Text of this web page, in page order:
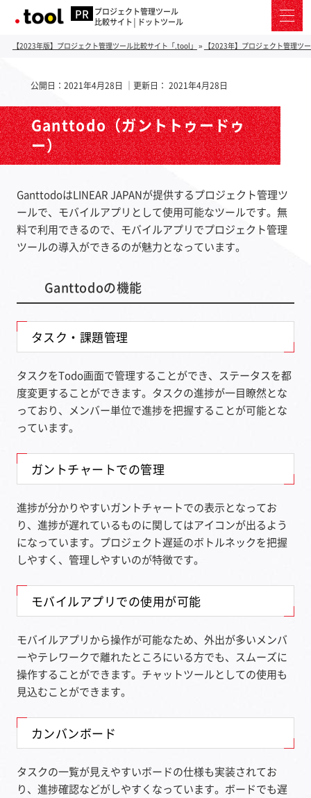
プロジェクト管理ツール
比較サイト│ドットツール
【2023年版】プロジェクト管理ツール比較サイト「.tool」 » 【2023年】プロジェクト管理ツ
公開日： 2021年4月28日 ｜更新日： 2021年4月28日
Ganttodo（ガントトゥードゥ
ー）
GanttodoはLINEAR JAPANが提供するプロジェクト管理ツ
ールで、モバイルアプリとして使用可能なツールです。無
料で利用できるので、モバイルアプリでプロジェクト管理
ツールの導入ができるのが魅力となっています。
Ganttodoの機能
タスク・課題管理
タスクをTodo画面で管理することができ、ステータスを都
度変更することができます。タスクの進捗が一目瞭然とな
っており、メンバー単位で進捗を把握することが可能とな
っています。
ガントチャートでの管理
進捗が分かりやすいガントチャートでの表示となってお
り、進捗が遅れているものに関してはアイコンが出るよう
になっています。プロジェクト遅延のボトルネックを把握
しやすく、管理しやすいのが特徴です。
モバイルアプリでの使用が可能
モバイルアプリから操作が可能なため、外出が多いメンバ
ーやテレワークで離れたところにいる方でも、スムーズに
操作することができます。チャットツールとしての使用も
見込むことができます。
カンバンボード
タスクの一覧が見えやすいボードの仕様も実装されてお
り、進捗確認などがしやすくなっています。ボードでも遅